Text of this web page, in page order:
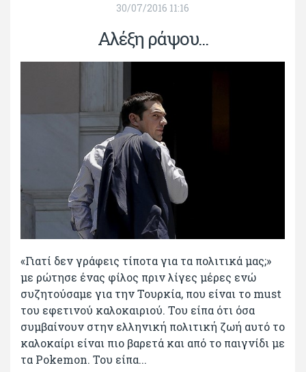
30/07/2016 11:16
Αλέξη ράψου...
«Γιατί δεν γράφεις τίποτα για τα πολιτικά μας;»
με ρώτησε ένας φίλος πριν λίγες μέρες ενώ
συζητούσαμε για την Τουρκία, που είναι το must
του εφετινού καλοκαιριού. Του είπα ότι όσα
συμβαίνουν στην ελληνική πολιτική ζωή αυτό το
καλοκαίρι είναι πιο βαρετά και από το παιγνίδι με
τα Pokemon. Του είπα...